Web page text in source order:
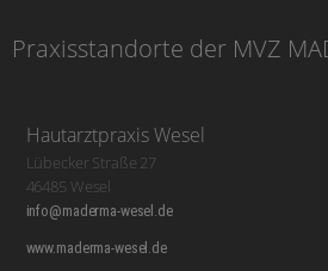
Praxisstandorte der MVZ
Hautarztpraxis Wesel
Lübecker Straße 27
46485 Wesel
info@maderma-wesel.de
www.maderma-wesel.de